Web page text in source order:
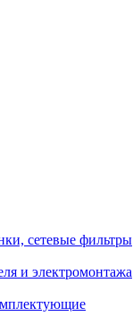
сетевые фильтры
и электромонтажа